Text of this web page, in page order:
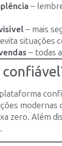
–
– mais
situações
– todas
zero. Além